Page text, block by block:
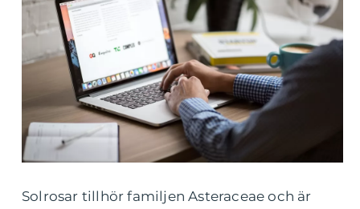
Solrosar tillhör familjen Asteraceae och är